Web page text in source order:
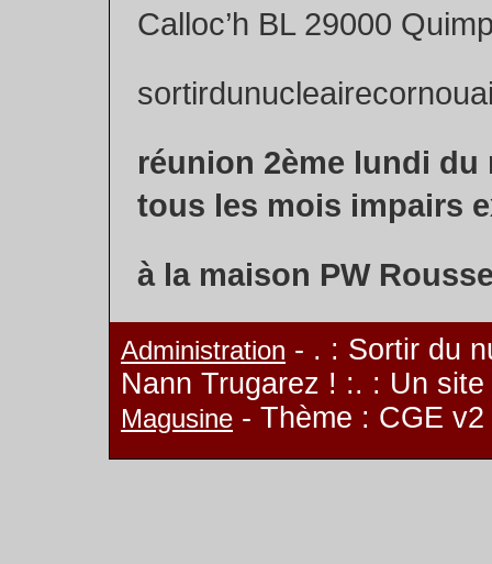
Calloc’h BL 29000
réunion 2ème lundi du
tous les mois impairs
à la maison PW
Administration - . : Sortir du
Nann Trugarez ! :. : Un
Magusine - Thème : CGE v2